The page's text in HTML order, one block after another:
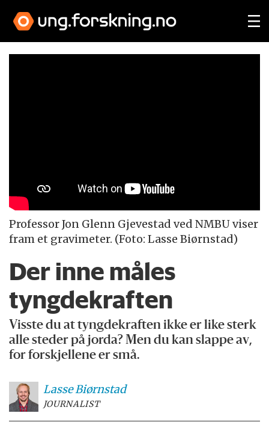
Professor Jon Glenn Gjevestad ved NMBU viser
fram et gravimeter. (Foto: Lasse Biørnstad)
Der inne måles
tyngdekraften
Visste du at tyngdekraften ikke er like sterk
alle steder på jorda? Men du kan slappe av,
for forskjellene er små.
LasseBiørnstad
JOURNALIST